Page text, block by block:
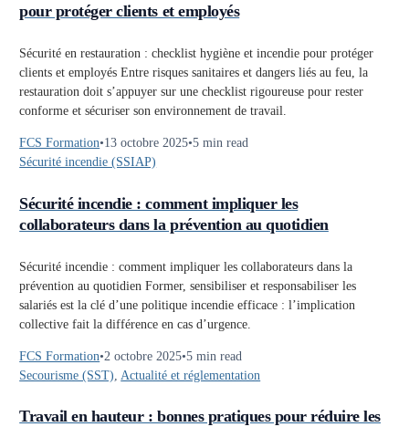
pour protéger clients et employés
Sécurité en restauration : checklist hygiène et incendie pour protéger
clients et employés Entre risques sanitaires et dangers liés au feu, la
restauration doit s’appuyer sur une checklist rigoureuse pour rester
conforme et sécuriser son environnement de travail.
FCS Formation 13 octobre 2025 5 min read
Sécurité incendie (SSIAP)
Sécurité incendie : comment impliquer les
collaborateurs dans la prévention au quotidien
Sécurité incendie : comment impliquer les collaborateurs dans la
prévention au quotidien Former, sensibiliser et responsabiliser les
salariés est la clé d’une politique incendie efficace : l’implication
collective fait la différence en cas d’urgence.
FCS Formation 2 octobre 2025 5 min read
Secourisme (SST) Actualité et réglementation
Travail en hauteur : bonnes pratiques pour réduire les